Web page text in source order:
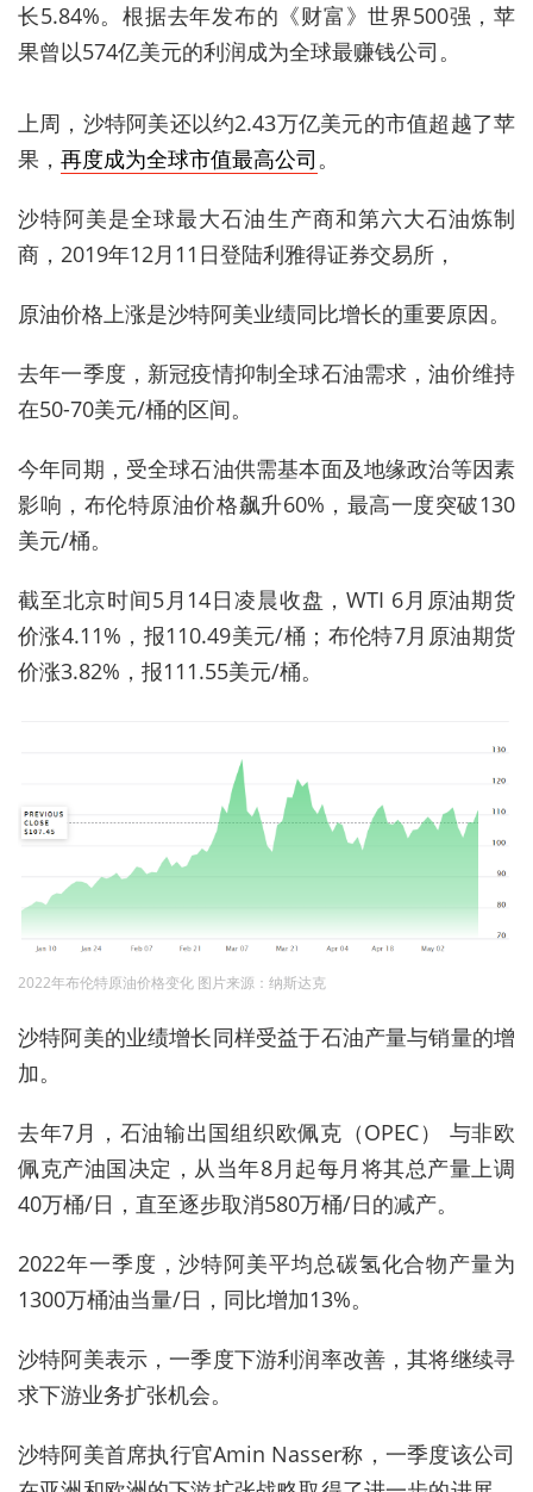
长5.84%。根据去年发布的 《财富》世界500强，苹
果曾以574亿美元的利润成为全球最赚钱公司。
上周，沙特阿美还以约2.43万亿美元的市值超越了苹
果， 再度成为全球市值最高公司。
沙特阿美是全球最大石油生产商和第六大石油炼制
商， 2019年12月11日登陆利雅得证券交易所，
原油价格上涨是沙特阿美业绩同比增长的重要原因。
去年一季度，新冠疫情抑制全球石油需求，油价维持
在50-70美元/桶的区间。
今年同期，受全球石油供需基本面及地缘政治等因素
影响，布伦特原油价格飙升60%，最高一度突破130
美元/桶。
截至北京时间5月14日凌晨收盘，WTI 6月原油期货
价涨4.11%，报110.49美元/桶；布伦特7月原油期货
价涨3.82%，报111.55美元/桶。
2022年布伦特原油价格变化 图片来源：纳斯达克
沙特阿美的业绩增长同样受益于石油产量与销量的增
加。
去年7月， 石油输出国组织欧佩克 （OPEC） 与非欧
佩克产油国决定， 从当年8月起每月将其总产量上调
40万桶/日，直至逐步取消580万桶/日的减产。
2022年一季度，沙特阿美平均总碳氢化合物产量为
1300万桶油当量/日，同比增加13%。
沙特阿美表示，一季度下游利润率改善，其将继续寻
求下游业务扩张机会。
沙特阿美首席执行官Amin Nasser称，一季度该公司